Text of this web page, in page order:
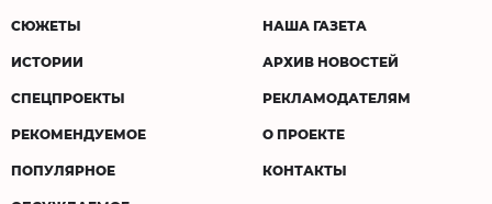
СЮЖЕТЫ
ИСТОРИИ
СПЕЦПРОЕКТЫ
РЕКОМЕНДУЕМОЕ
ПОПУЛЯРНОЕ
НАША ГАЗЕТА
АРХИВ НОВОСТЕЙ
РЕКЛАМОДАТЕЛЯМ
О ПРОЕКТЕ
КОНТАКТЫ